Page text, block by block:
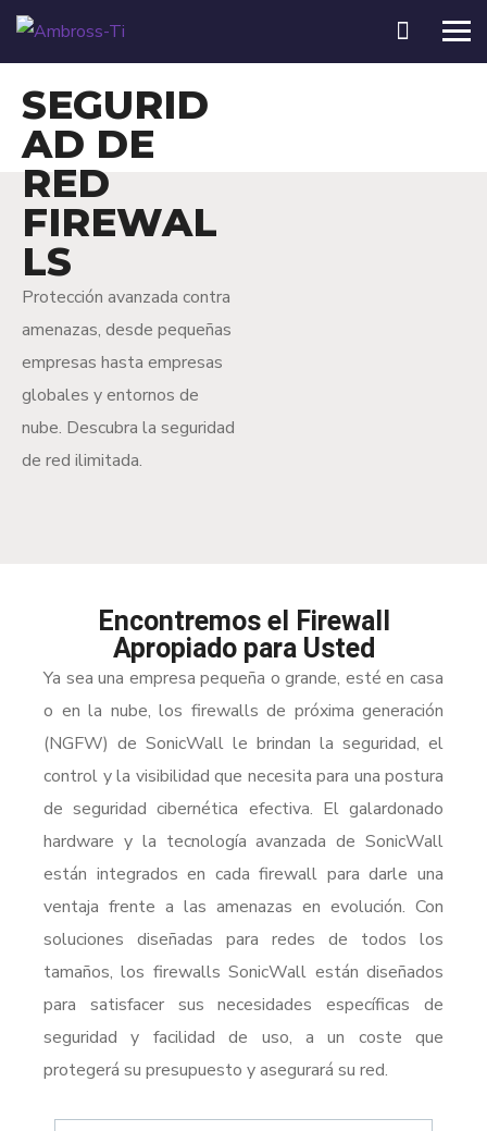
SEGURID
AD DE
RED
FIREWAL
LS
Protección avanzada contra
amenazas, desde pequeñas
empresas hasta empresas
globales y entornos de
nube. Descubra la seguridad
de red ilimitada.
Encontremos el Firewall
Apropiado para Usted
Ya sea una empresa pequeña o grande, esté en casa
o en la nube, los firewalls de próxima generación
(NGFW) de SonicWall le brindan la seguridad, el
control y la visibilidad que necesita para una postura
de seguridad cibernética efectiva. El galardonado
hardware y la tecnología avanzada de SonicWall
están integrados en cada firewall para darle una
ventaja frente a las amenazas en evolución. Con
soluciones diseñadas para redes de todos los
tamaños, los firewalls SonicWall están diseñados
para satisfacer sus necesidades específicas de
seguridad y facilidad de uso, a un coste que
protegerá su presupuesto y asegurará su red.